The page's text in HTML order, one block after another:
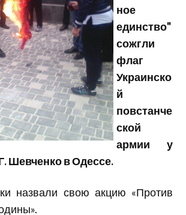
ное
единство"
сожгли
флаг
Украинско
й
повстанче
ской
армии у
Шевченко в Одессе.
назвали свою акцию «Против